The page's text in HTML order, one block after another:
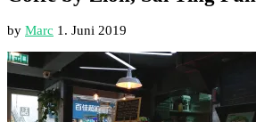
by Marc 1. Juni 2019